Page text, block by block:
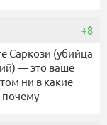
+8
Саркози (убийца
— это ваше
ни в какие
почему